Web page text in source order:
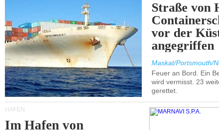
Straße von
vor der
angegriffen
Maskat/Portsmouth/
Feuer an Bord. Ein
wird vermisst. 23
gerettet.
HÄFEN
Im Hafen von